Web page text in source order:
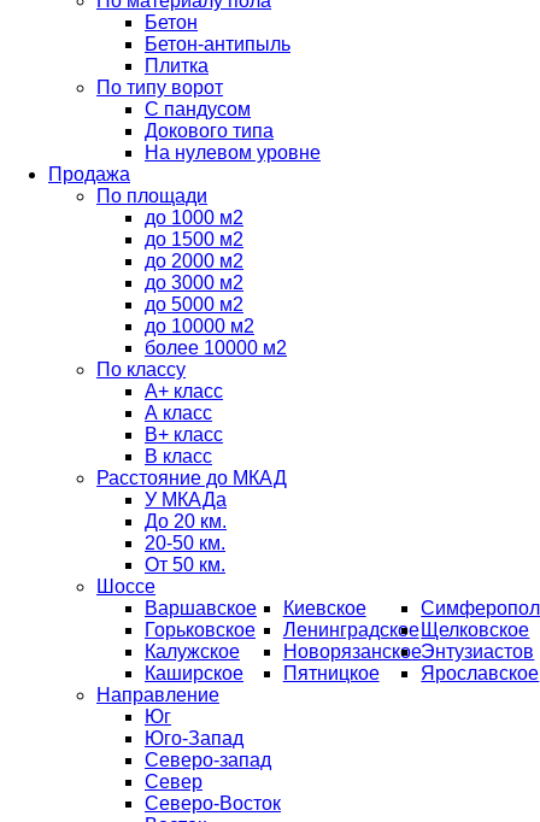
Бетон
Бетон-антипыль
Плитка
По типу ворот
С пандусом
Докового типа
На нулевом уровне
Продажа
По площади
до 1000 м2
до 1500 м2
до 2000 м2
до 3000 м2
до 5000 м2
до 10000 м2
более 10000 м2
По классу
A+ класс
А класс
В+ класс
B класс
Расстояние до МКАД
У МКАДа
До 20 км.
20-50 км.
От 50 км.
Шоссе
Варшавское
Горьковское
Калужское
Каширское
Киевское
Ленинградское
Новорязанское
Пятницкое
Щелковское
Энтузиастов
Ярославское
Направление
Юг
Юго-Запад
Северо-запад
Север
Северо-Восток